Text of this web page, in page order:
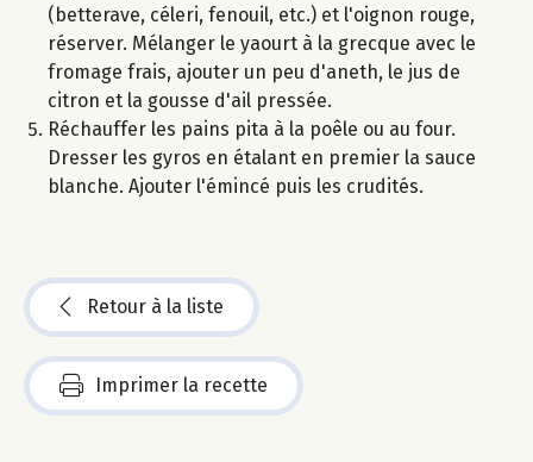
(betterave, céleri, fenouil, etc.) et l'oignon rouge,
réserver. Mélanger le yaourt à la grecque avec le
fromage frais, ajouter un peu d'aneth, le jus de
citron et la gousse d'ail pressée.
Réchauffer les pains pita à la poêle ou au four.
Dresser les gyros en étalant en premier la sauce
blanche. Ajouter l'émincé puis les crudités.
Retour à la liste
Imprimer la recette